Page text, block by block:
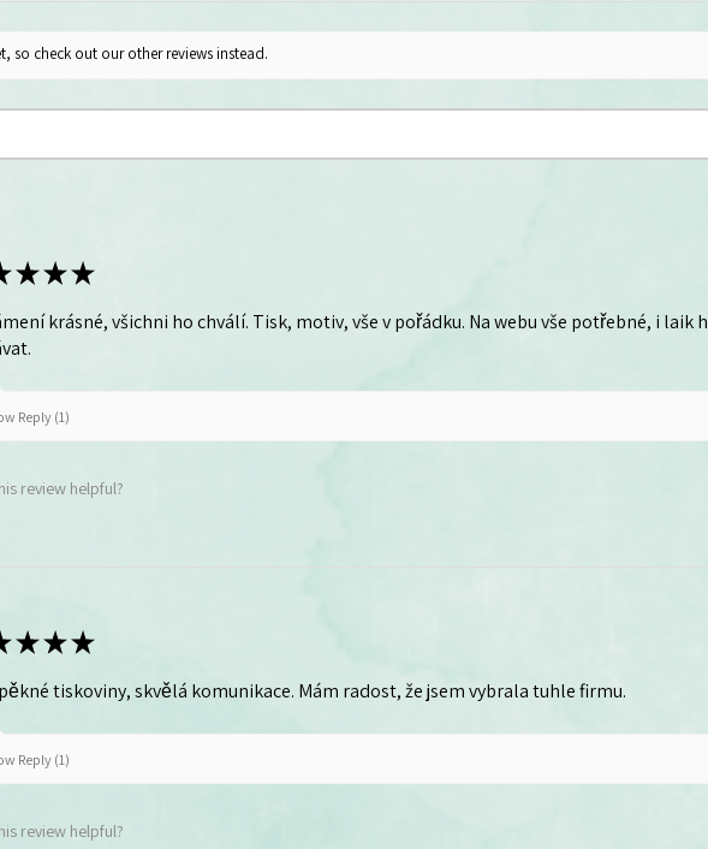
so check out our other reviews instead.
★★★
krásné, všichni ho chválí. Tisk, motiv, vše v pořádku. Na webu vše potřebné, i
Reply (1)
review helpful?
★★★
tiskoviny, skvělá komunikace. Mám radost, že jsem vybrala tuhle firmu.
Reply (1)
review helpful?